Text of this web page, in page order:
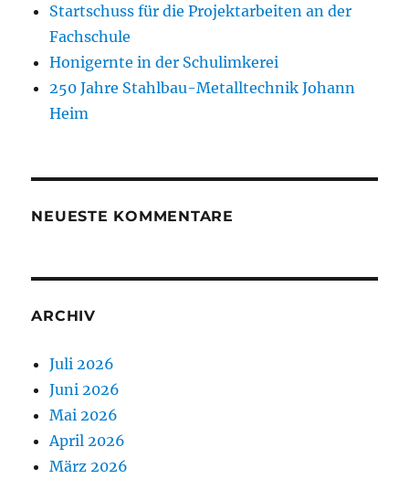
Startschuss für die Projektarbeiten an der
Fachschule
Honigernte in der Schulimkerei
250 Jahre Stahlbau-Metalltechnik Johann
Heim
NEUESTE KOMMENTARE
ARCHIV
Juli 2026
Juni 2026
Mai 2026
April 2026
März 2026